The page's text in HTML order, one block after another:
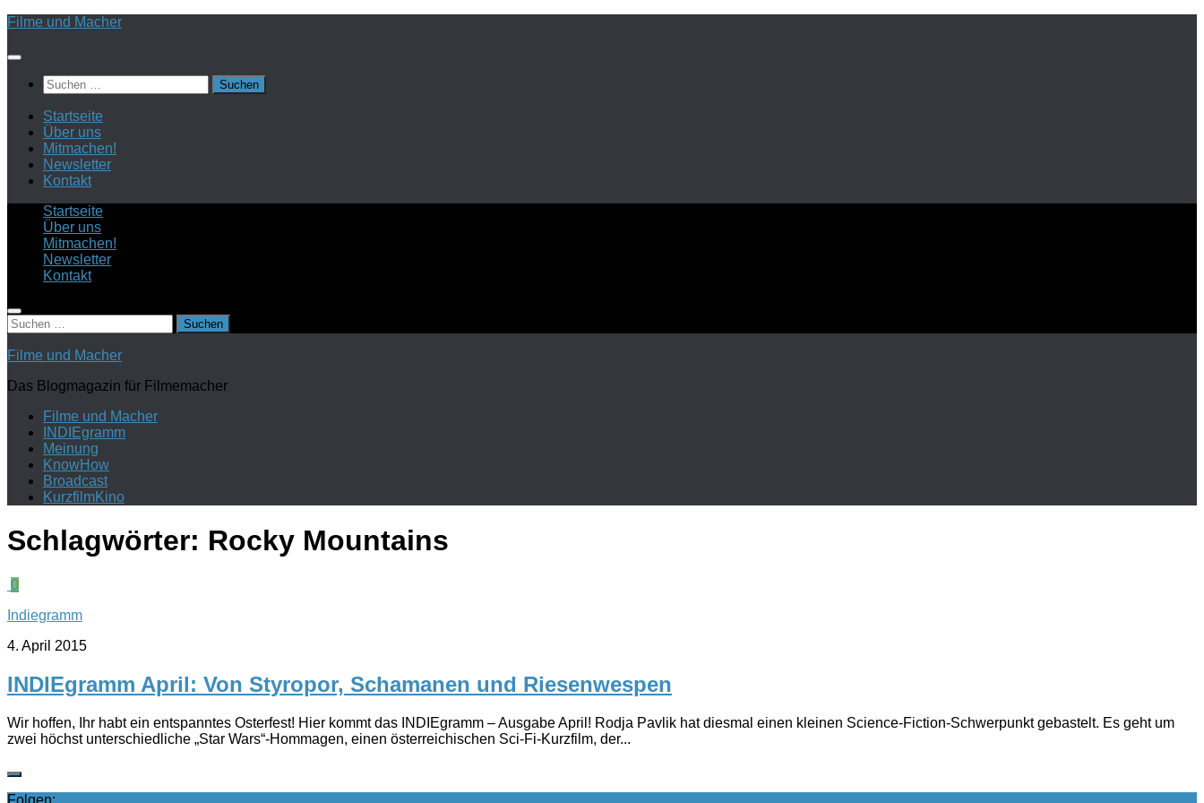
Zum
springen
Filme und Macher
Suchen
nach:
Startseite
Über uns
Mitmachen!
Newsletter
Kontakt
Startseite
Über uns
Mitmachen!
Newsletter
Kontakt
Suchen
nach:
Filme und Macher
Das Blogmagazin für Filmemacher
Filme und Macher
INDIEgramm
Meinung
KnowHow
Broadcast
KurzfilmKino
Schlagwörter: Rocky Mountains
0
Indiegramm
4. April 2015
INDIEgramm April: Von Styropor, Schamanen und Riesenwespen
Wir hoffen, Ihr habt ein entspanntes Osterfest! Hier kommt das INDIEgramm – Ausgabe April! Rodja Pavlik hat diesmal einen kleinen Science-Fiction-Schwerpunkt gebastelt. Es geht um
zwei höchst unterschiedliche „Star Wars“-Hommagen, einen österreichischen Sci-Fi-Kurzfilm, der...
Folgen: